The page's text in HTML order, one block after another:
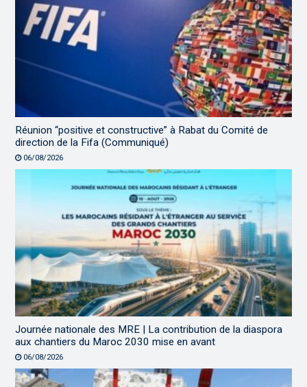
Réunion “positive et constructive” à Rabat du Comité de
direction de la Fifa (Communiqué)
06/08/2026
Journée nationale des MRE | La contribution de la diaspora
aux chantiers du Maroc 2030 mise en avant
06/08/2026